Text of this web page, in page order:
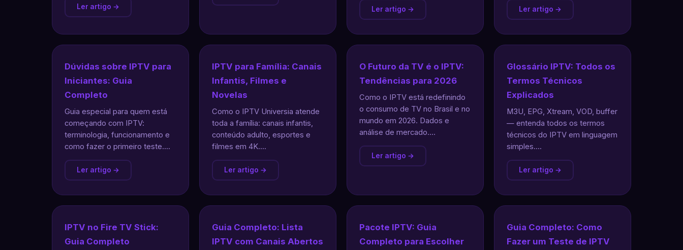
Ler artigo → Ler artigo → Ler artigo →
Dúvidas sobre IPTV para
Iniciantes: Guia
Completo
Guia especial para quem está
começando com IPTV:
terminologia, funcionamento e
como fazer o primeiro teste....
Ler artigo →
IPTV para Família: Canais
Infantis, Filmes e
Novelas
Como o IPTV Universia atende
toda a família: canais infantis,
conteúdo adulto, esportes e
filmes em 4K....
Ler artigo →
O Futuro da TV é o IPTV:
Tendências para 2026
Como o IPTV está redefinindo
o consumo de TV no Brasil e no
mundo em 2026. Dados e
análise de mercado....
Ler artigo →
Glossário IPTV: Todos os
Termos Técnicos
Explicados
M3U, EPG, Xtream, VOD, buffer
— entenda todos os termos
técnicos do IPTV em linguagem
simples....
Ler artigo →
IPTV no Fire TV Stick:
Guia Completo
Guia Completo: Lista
IPTV com Canais Abertos
Pacote IPTV: Guia
Completo para Escolher
Guia Completo: Como
Fazer um Teste de IPTV